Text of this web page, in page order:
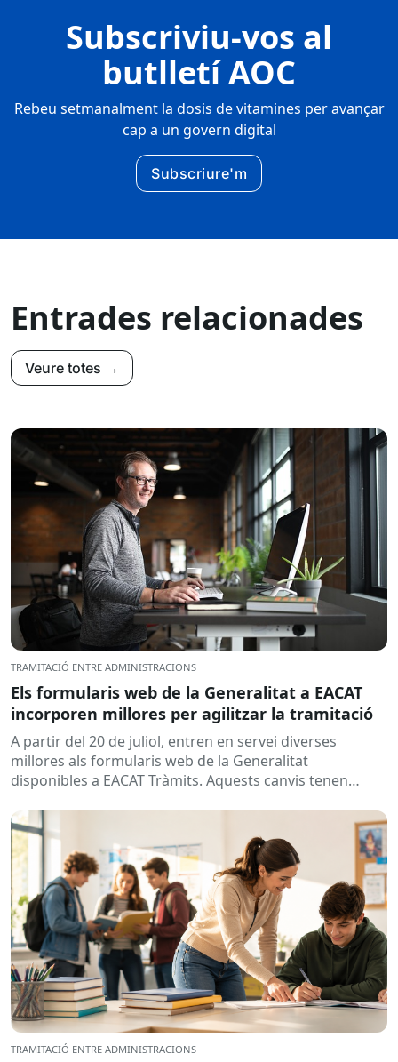
Subscriviu-vos al
butlletí AOC
Rebeu setmanalment la dosis de vitamines per avançar
cap a un govern digital
Subscriure'm
Entrades relacionades
Veure totes →
TRAMITACIÓ ENTRE ADMINISTRACIONS
Els formularis web de la Generalitat a EACAT
incorporen millores per agilitzar la tramitació
A partir del 20 de juliol, entren en servei diverses
millores als formularis web de la Generalitat
disponibles a EACAT Tràmits. Aquests canvis tenen
TRAMITACIÓ ENTRE ADMINISTRACIONS